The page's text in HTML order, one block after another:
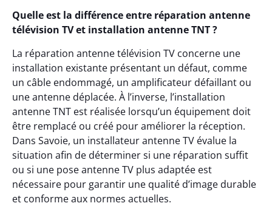
Quelle est la différence entre réparation antenne
télévision TV et installation antenne TNT ?
La réparation antenne télévision TV concerne une
installation existante présentant un défaut, comme
un câble endommagé, un amplificateur défaillant ou
une antenne déplacée. À l’inverse, l’installation
antenne TNT est réalisée lorsqu’un équipement doit
être remplacé ou créé pour améliorer la réception.
Dans Savoie, un installateur antenne TV évalue la
situation afin de déterminer si une réparation suffit
ou si une pose antenne TV plus adaptée est
nécessaire pour garantir une qualité d’image durable
et conforme aux normes actuelles.